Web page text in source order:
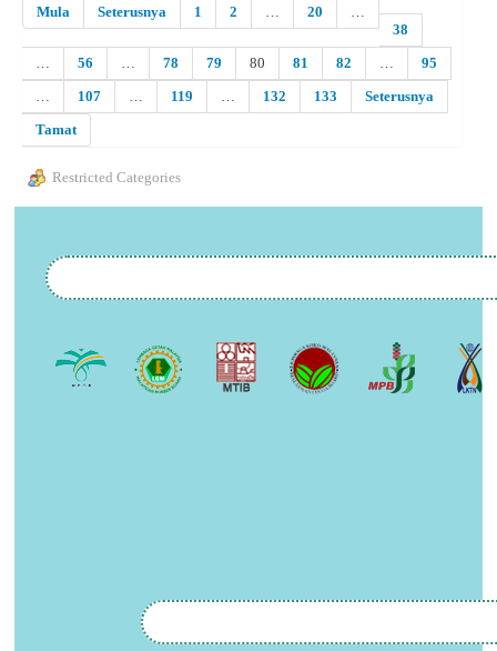
Mula Seterusnya 1 2 … 20
…
38
…
56 … 78 79 80 81 82 …
95
…
107 … 119 … 132 133
Seterusnya
Tamat
Restricted Categories